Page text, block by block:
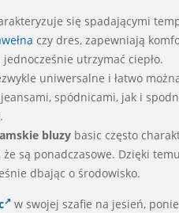
się spadającymi
czy dres, zapewniają
utrzymać ciepło.
uniwersalne i łatwo
spódnicami, jak i
bluzy basic często
są ponadczasowe. Dzięki
dbając o środowisko.
w swojej szafie na jesień,